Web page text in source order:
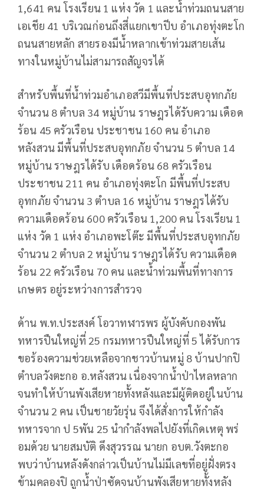
1,641 คน โรงเรียน 1 แห่ง วัด 1 และน้ำท่วมถนนสาย
เอเชีย 41 บริเวณก่อนถึงสี่แยกเขาปีบ อำเภอทุ่งตะโก
ถนนสายหลัก สายรองมีน้ำหลากเข้าท่วมสายเส้น
ทางในหมู่บ้านไม่สามารถสัญจรได้
สำหรับพื้นที่น้ำท่วมอำเภอสวีมีพื้นที่ประสบอุทกภัย
จำนวน 8 ตำบล 34 หมู่บ้าน ราษฎรได้รับความ เดือด
ร้อน 45 ครัวเรือน ประชาชน 160 คน อำเภอ
หลังสวน มีพื้นที่ประสบอุทกภัย จำนวน 5 ตำบล 14
หมู่บ้าน ราษฎรได้รับ เดือดร้อน 68 ครัวเรือน
ประชาชน 211 คน อำเภอทุ่งตะโก มีพื้นที่ประสบ
อุทกภัย จำนวน 3 ตำบล 16 หมู่บ้าน ราษฎรได้รับ
ความเดือดร้อน 600 ครัวเรือน 1,200 คน โรงเรียน 1
แห่ง วัด 1 แห่ง อำเภอพะโต๊ะ มีพื้นที่ประสบอุทกภัย
จำนวน 2 ตำบล 2 หมู่บ้าน ราษฎรได้รับ ความเดือด
ร้อน 22 ครัวเรือน 70 คน และน้ำท่วมพื้นที่ทางการ
เกษตร อยู่ระหว่างการสำรวจ
ด้าน พ.ท.ประสงค์ โอวาทฬารพร ผู้บังคับกองพัน
ทหารปืนใหญ่ที่ 25 กรมทหารปืนใหญ่ที่ 5 ได้รับการ
ขอร้องความช่วยเหลือจากชาวบ้านหมู่ 8 บ้านปากปิ
ตำบลวังตะกอ อ.หลังสวน เนื่องจากน้ำป่าไหลหลาก
จนทำให้บ้านพังเสียหายทั้งหลังและมีผู้ติดอยู่ในบ้าน
จำนวน 2 คน เป็นชายวัยรุ่น จึงได้สั่งการให้กำลัง
ทหารจาก ป 5พัน 25 นำกำลังพลไปยังที่เกิดเหตุ พร่
อมด้วย นายสมบัติ ดึงสุวรรณ นายก อบต.วังตะกอ
พบว่าบ้านหลังดังกล่าวเป็นบ้านไม่มีเลขที่อยู่ฝั่งตรง
ข้ามคลองปิ ถูกน้ำป่าซัดจนบ้านพังเสียหายทั้งหลัง